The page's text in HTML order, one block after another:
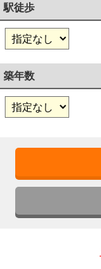
駅徒歩
築年数